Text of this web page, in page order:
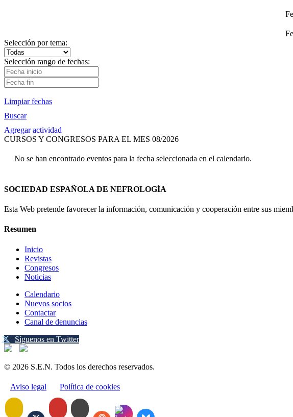
Selección por tema:
Selección rango de fechas:
Limpiar fechas
Buscar
Agregar actividad
CURSOS Y CONGRESOS PARA EL MES 08/2026
No se han encontrado eventos para la fecha seleccionada en el calendario.
SOCIEDAD ESPAÑOLA DE NEFROLOGÍA
Esta Web pretende favorecer la información, comunicación y cooperación entre sus
Resumen
Inicio
Revistas
Congresos
Noticias
Calendario
Nuevos socios
Contactar
Canal de denuncias
Síguenos en Twitter
© 2026 S.E.N. Todos los derechos reservados.
Aviso legal Política de cookies